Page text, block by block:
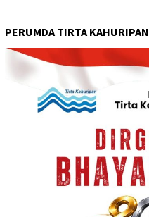
PERUMDA TIRTA KAHURIPAN